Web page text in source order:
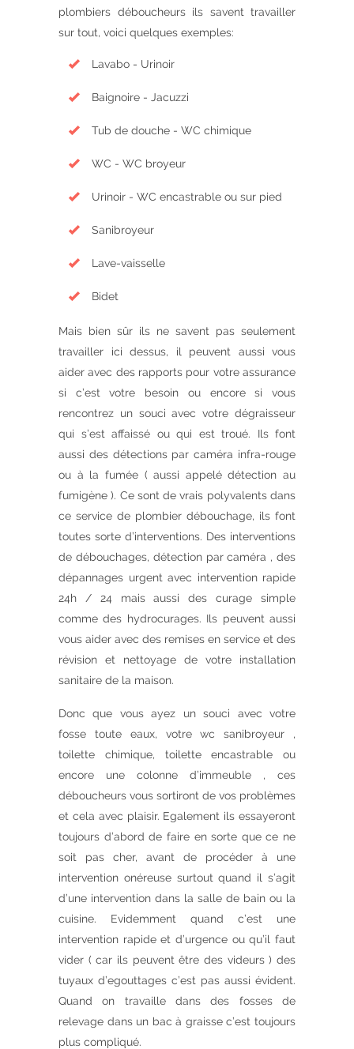
plombiers déboucheurs ils savent travailler
sur tout, voici quelques exemples:
Lavabo - Urinoir
Baignoire - Jacuzzi
Tub de douche - WC chimique
WC - WC broyeur
Urinoir - WC encastrable ou sur pied
Sanibroyeur
Lave-vaisselle
Bidet
Mais bien sûr ils ne savent pas seulement
travailler ici dessus, il peuvent aussi vous
aider avec des rapports pour votre assurance
si c’est votre besoin ou encore si vous
rencontrez un souci avec votre dégraisseur
qui s’est affaissé ou qui est troué. Ils font
aussi des détections par caméra infra-rouge
ou à la fumée ( aussi appelé détection au
fumigène ). Ce sont de vrais polyvalents dans
ce service de plombier débouchage, ils font
toutes sorte d’interventions. Des interventions
de débouchages, détection par caméra , des
dépannages urgent avec intervention rapide
24h / 24 mais aussi des curage simple
comme des hydrocurages. Ils peuvent aussi
vous aider avec des remises en service et des
révision et nettoyage de votre installation
sanitaire de la maison.
Donc que vous ayez un souci avec votre
fosse toute eaux, votre wc sanibroyeur ,
toilette chimique, toilette encastrable ou
encore une colonne d’immeuble , ces
déboucheurs vous sortiront de vos problèmes
et cela avec plaisir. Egalement ils essayeront
toujours d’abord de faire en sorte que ce ne
soit pas cher, avant de procéder à une
intervention onéreuse surtout quand il s’agit
d’une intervention dans la salle de bain ou la
cuisine. Evidemment quand c’est une
intervention rapide et d’urgence ou qu’il faut
vider ( car ils peuvent être des videurs ) des
tuyaux d’egouttages c’est pas aussi évident.
Quand on travaille dans des fosses de
relevage dans un bac à graisse c’est toujours
plus compliqué.